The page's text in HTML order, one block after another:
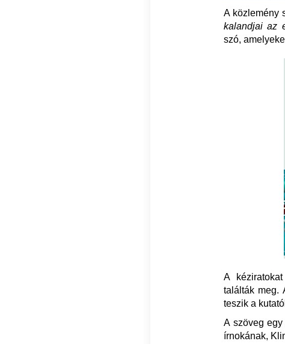
A közlemény
kalandjai az
szó,
A
találták meg.
teszik a
A szöveg
írnokának,